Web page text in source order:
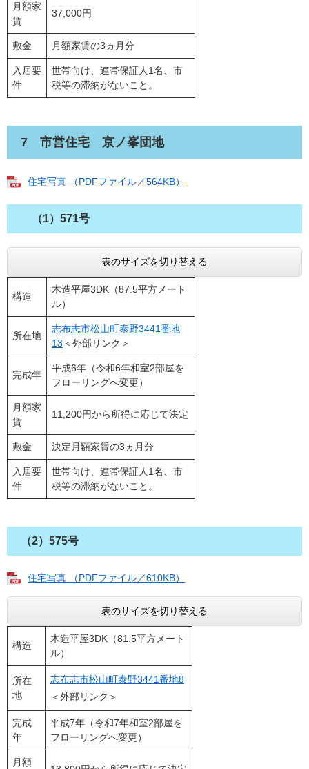
月額家
賃
37,000円
敷金 月額家賃の3ヵ月分
入居要
件
世帯向け、連帯保証人1名、市
税等の滞納がないこと。
7 市営住宅 京ノ峯団地
住宅写真 （PDFファイル／564KB）
（1）571号
表のサイズを切り替える
構造
木造平屋3DK（87.5平方メート
ル）
所在地
志布志市松山町泰野3441番地
13 ＜外部リンク＞
完成年
平成6年（令和6年和室2部屋を
フローリングへ変更）
月額家
賃
11,200円から所得に応じて決定
敷金 決定月額家賃の3ヵ月分
入居要
件
世帯向け、連帯保証人1名、市
税等の滞納がないこと。
（2）575号
住宅写真 （PDFファイル／610KB）
表のサイズを切り替える
構造
木造平屋3DK（81.5平方メート
ル）
所在
地
志布志市松山町泰野3441番地8
＜外部リンク＞
完成
年
平成7年（令和7年和室2部屋を
フローリングへ変更）
月額